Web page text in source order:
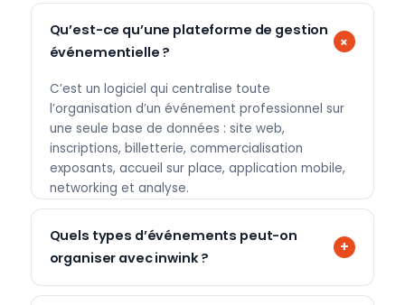
Qu’est-ce qu’une plateforme de gestion
événementielle ?
C’est un logiciel qui centralise toute
l’organisation d’un événement professionnel sur
une seule base de données : site web,
inscriptions, billetterie, commercialisation
exposants, accueil sur place, application mobile,
networking et analyse.
Quels types d’événements peut-on
organiser avec inwink ?